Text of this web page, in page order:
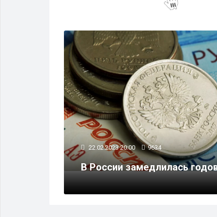
22.02.2023 20:00 9634
В России замедлилась